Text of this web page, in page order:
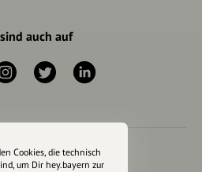
auch auf
Cookies, die technisch
um Dir hey.bayern zur